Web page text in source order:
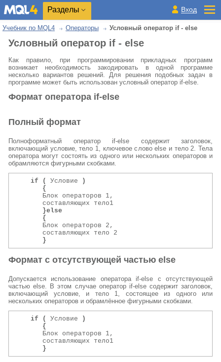
Разделы Вход
Учебник по MQL4 Операторы Условный оператор if - else
Условный оператор if - else
Как правило, при программировании прикладных программ
возникает необходимость закодировать в одной программе
несколько вариантов решений. Для решения подобных задач в
программе может быть использован условный оператор if-else.
Формат оператора if-else
Полный формат
Полноформатный оператор if-else содержит заголовок,
включающий условие, тело 1, ключевое слово else и тело 2. Тела
оператора могут состоять из одного или нескольких операторов и
обрамляются фигурными скобками.
if ( Условие )
{
Блок операторов 1,
составляющих тело1
}else
{
Блок операторов 2,
составляющих тело 2
}
Формат с отсутствующей частью else
Допускается использование оператора if-else с отсутствующей
частью else. В этом случае оператор if-else содержит заголовок,
включающий условие, и тело 1, состоящее из одного или
нескольких операторов и обрамлённое фигурными скобками.
if ( Условие )
{
Блок операторов 1,
составляющих тело1
}